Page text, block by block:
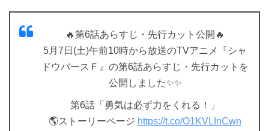
🔥第6話あらすじ・先行カット公開🔥
5月7日(土)午前10時から放送のTVアニメ『シャ
ドウバースＦ』の第6話あらすじ・先行カットを
公開しました✨✨
第6話「勇気は必ず力をくれる！」
🌎ストーリーページ https://t.co/O1KVLInCwn